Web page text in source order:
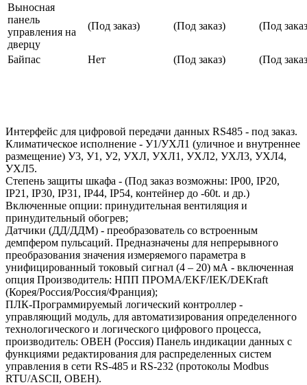
Выносная
панель
управления на
дверцу
(Под заказ) (Под заказ) (Под
Байпас Нет (Под заказ) (Под
Интерфейс для цифровой передачи данных RS485 - под заказ.
Климатическое исполнение - У1/УХЛ1 (уличное и внутреннее
размещение) У3, У1, У2, УХЛ, УХЛ1, УХЛ2, УХЛ3, УХЛ4,
УХЛ5.
Степень защиты шкафа - (Под заказ возможны: IP00, IP20,
IP21, IP30, IP31, IP44, IP54, контейнер до -60t. и др.)
Включенные опции: принудительная вентиляция и
принудительный обогрев;
Датчики (ДД/ДДМ) - преобразователь со встроенным
демпфером пульсаций. Предназначены для непрерывного
преобразования значения измеряемого параметра в
унифицированный токовый сигнал (4 – 20) мА - включенная
опция Производитель: НПП ПРОМА/EKF/IEK/DEKraft
(Корея/Россия/Россия/Франция);
ПЛК-Программируемый логический контроллер -
управляющий модуль, для автоматизирования определенного
технологического и логического цифрового процесса,
производитель: ОВЕН (Россия) Панель индикации данных с
функциями редактирования для распределенных систем
управления в сети RS-485 и RS-232 (протоколы Modbus
RTU/ASCII, ОВЕН).